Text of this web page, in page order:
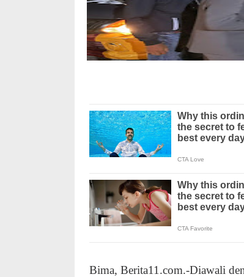
Bima, Berita11.com.-Diawali